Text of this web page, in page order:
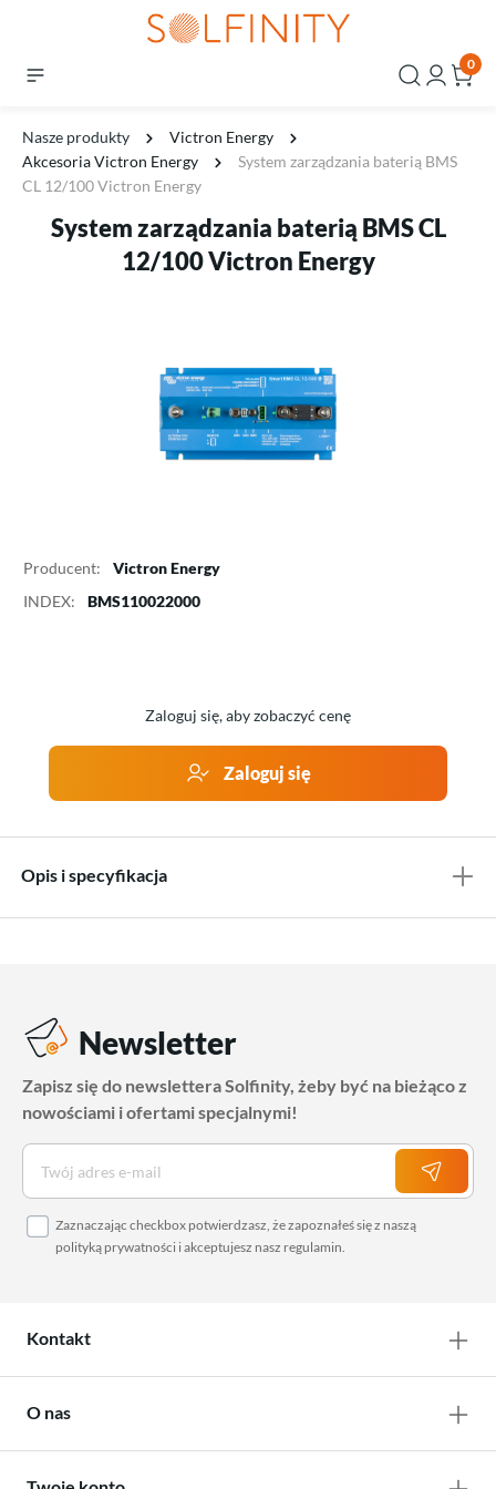
0
Nasze produkty
Victron Energy
Akcesoria Victron Energy
System zarządzania baterią BMS
CL 12/100 Victron Energy
System zarządzania baterią BMS CL
12/100 Victron Energy
Producent:
Victron Energy
INDEX:
BMS110022000
Zaloguj się, aby zobaczyć cenę
Zaloguj się
Opis i specyfikacja
Newsletter
Zapisz się do newslettera Solfinity, żeby być na bieżąco z
nowościami i ofertami specjalnymi!
Zaznaczając checkbox potwierdzasz, że zapoznałeś się z naszą
polityką prywatności i akceptujesz nasz regulamin.
Kontakt
O nas